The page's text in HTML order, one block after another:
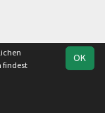
OK
findest